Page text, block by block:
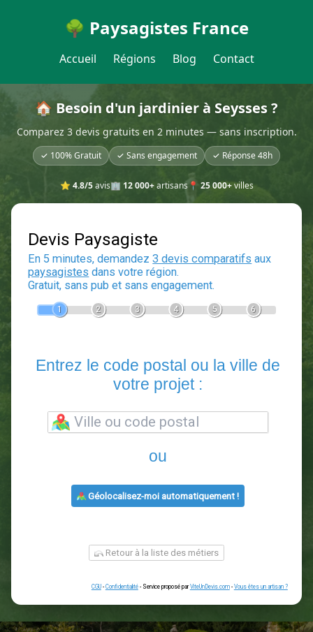
🌳 Paysagistes France
Accueil Régions Blog Contact
🏠 Besoin d'un jardinier à Seysses ?
Comparez 3 devis gratuits en 2 minutes — sans inscription.
✓ 100% Gratuit ✓ Sans engagement ✓ Réponse 48h
⭐ 4.8/5avis🏢 12 000+artisans📍 25 000+villes
Devis Paysagiste
En 5 minutes, demandez3 devis comparatifs
votre projet :
ou
Géolocalisez-moi automatiquement !